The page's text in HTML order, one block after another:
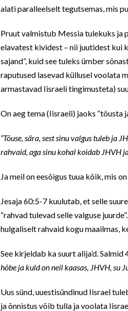
alati paralleelselt tegutsemas, mis
Pruut valmistub Messia tulekuks ja
elavatest kividest – nii juutidest kui
sajand”, kuid see tuleks ümber
raputused lasevad küllusel voolata
armastavad Iisraeli tingimusteta)
On aeg tema (Iisraeli) jaoks “tõusta
“Tõuse, sära, sest sinu valgus tuleb ja
rahvaid, aga sinu kohal koidab JHVH
Ja meil on eesõigus tuua kõik, mis
Jesaja 60:5-7 kuulutab, et selle
“rahvad tulevad selle valguse
hulgaliselt rahvaid kogu maailmas,
See kirjeldab ka suurt alija’d.
hõbe ja kuld on neil kaasas, JHVH, su
Uus sünd, uuestisündinud Iisrael
ja õnnistus võib tulla ja voolata